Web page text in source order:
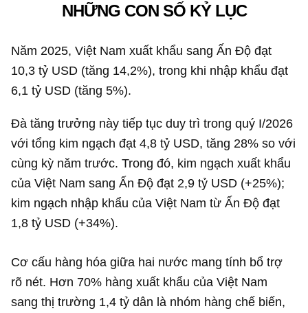
NHỮNG CON SỐ KỶ LỤC
Năm 2025, Việt Nam xuất khẩu sang Ấn Độ đạt
10,3 tỷ USD (tăng 14,2%), trong khi nhập khẩu đạt
6,1 tỷ USD (tăng 5%).
Đà tăng trưởng này tiếp tục duy trì trong quý I/2026
với tổng kim ngạch đạt4,8 tỷ USD, tăng 28% so với
cùng kỳ năm trước. Trong đó, kim ngạch xuất khẩu
của Việt Nam sang Ấn Độ đạt 2,9 tỷ USD (+25%);
kim ngạch nhập khẩu của Việt Nam từ Ấn Độ đạt
1,8 tỷ USD (+34%).
Cơ cấu hàng hóa giữa hai nước mang tính bổ trợ
rõ nét. Hơn 70% hàng xuất khẩu của Việt Nam
sang thị trường 1,4 tỷ dân là nhóm hàng chế biến,